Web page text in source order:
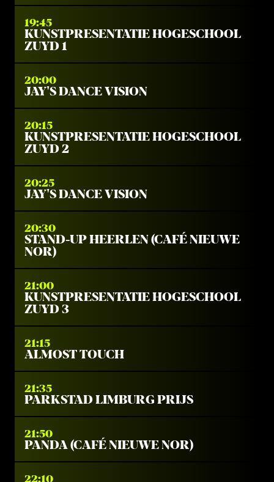
19:45
KUNSTPRESENTATIE HOGESCHOOL
ZUYD 1
20:00
JAY'S DANCE VISION
20:15
KUNSTPRESENTATIE HOGESCHOOL
ZUYD 2
20:25
JAY'S DANCE VISION
20:30
STAND-UP HEERLEN (CAFÉ NIEUWE
NOR)
21:00
KUNSTPRESENTATIE HOGESCHOOL
ZUYD 3
21:15
ALMOST TOUCH
21:35
PARKSTAD LIMBURG PRIJS
21:50
PANDA (CAFÉ NIEUWE NOR)
22:10